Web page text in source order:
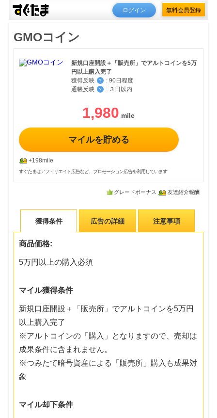
ログイン 無料会員登録
GMOコイン
新規口座開設＋「販売所」でアルトコインを5万
円以上購入完了
獲得反映
？ : 90日程度
通帳反映
？ : ３日以内
1,980
マイルを貯める
+198mile
すぐたまはアフィリエイト広告など、プロモーション広告を利用しています
グレードボーナス 友達紹介報酬
獲得条件 広告の詳細 注意事項
商品価格:
5万円以上の購入必須
マイル獲得条件
新規口座開設＋「販売所」でアルトコインを5万円
以上購入完了
※アルトコインの「購入」となりますので、売却は
成果条件に含まれません。
※つみたて暗号資産による「販売所」購入も成果対
象
マイル却下条件